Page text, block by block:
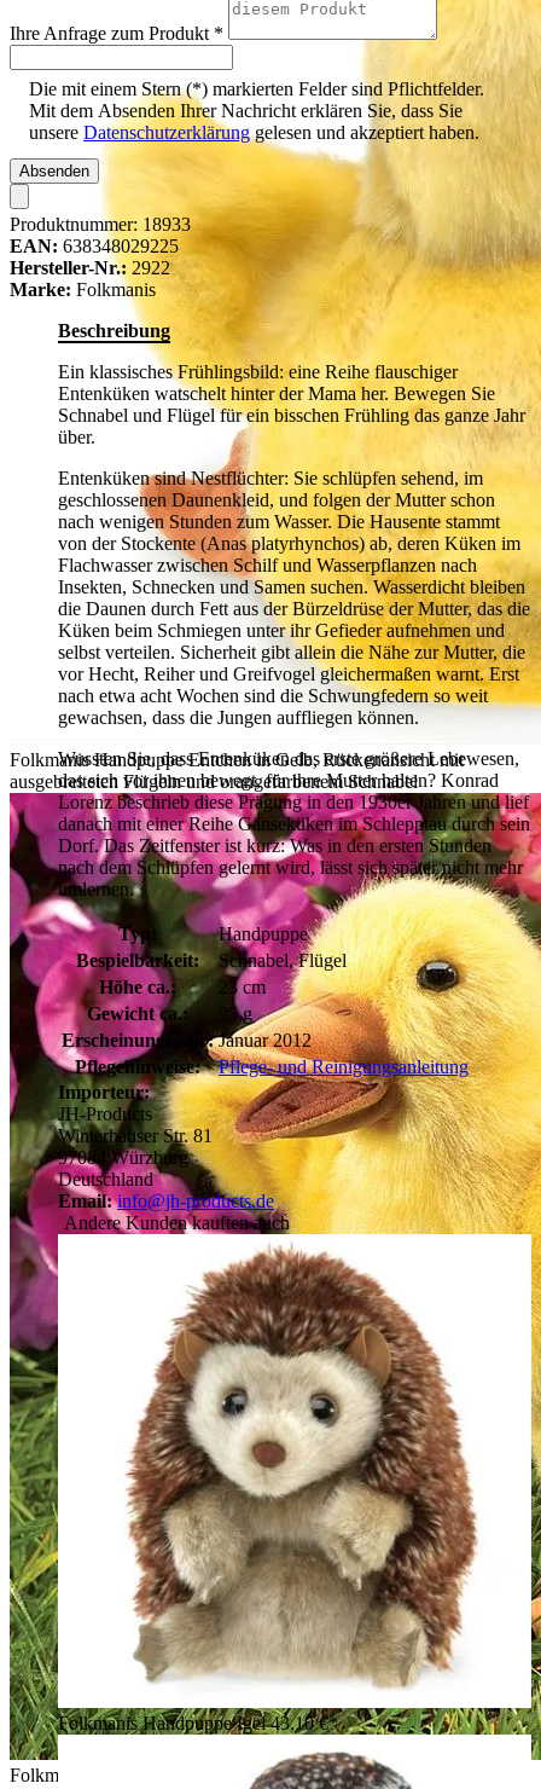
Folkmanis Handpuppe Entchen in Gelb, Rückenansicht mit
ausgebreiteten Flügeln und orangefarbenem Schnabel
Folkmanis Handpuppe Entchen aus gelbem Plüsch mit
Ihre Anfrage zum Produkt *
Die mit einem Stern (*) markierten Felder sind Pflichtfelder.
Mit dem Absenden Ihrer Nachricht erklären Sie, dass Sie
unsere Datenschutzerklärunggelesen und akzeptiert haben.
Absenden
Produktnummer: 18933
EAN: 638348029225
Hersteller-Nr.: 2922
Marke: Folkmanis
Beschreibung
Ein klassisches Frühlingsbild: eine Reihe flauschiger
Entenküken watschelt hinter der Mama her. Bewegen Sie
Schnabel und Flügel für ein bisschen Frühling das ganze Jahr
über.
Entenküken sind Nestflüchter: Sie schlüpfen sehend, im
geschlossenen Daunenkleid, und folgen der Mutter schon
nach wenigen Stunden zum Wasser. Die Hausente stammt
von der Stockente (Anas platyrhynchos) ab, deren Küken im
Flachwasser zwischen Schilf und Wasserpflanzen nach
Insekten, Schnecken und Samen suchen. Wasserdicht bleiben
die Daunen durch Fett aus der Bürzeldrüse der Mutter, das die
Küken beim Schmiegen unter ihr Gefieder aufnehmen und
selbst verteilen. Sicherheit gibt allein die Nähe zur Mutter, die
vor Hecht, Reiher und Greifvogel gleichermaßen warnt. Erst
nach etwa acht Wochen sind die Schwungfedern so weit
gewachsen, dass die Jungen auffliegen können.
Wussten Sie, dass Entenküken das erste größere Lebewesen,
das sich vor ihnen bewegt, für ihre Mutter halten? Konrad
Lorenz beschrieb diese Prägung in den 1930er Jahren und lief
danach mit einer Reihe Gänseküken im Schlepptau durch sein
Dorf. Das Zeitfenster ist kurz: Was in den ersten Stunden
nach dem Schlüpfen gelernt wird, lässt sich später nicht mehr
umlernen.
Typ:
Handpuppe
Bespielbarkeit:
Schnabel, Flügel
Höhe ca.:
23 cm
Gewicht ca.:
95 g
Erscheinungsjahr: Januar 2012
Pflegehinweise:
Pflege- und Reinigungsanleitung
Importeur:
JH-Products
Winterhäuser Str. 81
97084 Würzburg
Deutschland
Email: info@jh-products.de
Andere Kunden kauften auch
Folkmanis Handpuppe Igel43,10 €*